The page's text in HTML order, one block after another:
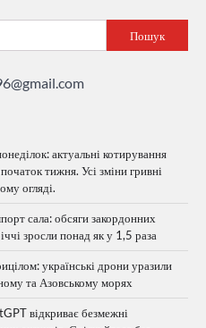
Пошук
актуальні котирування
тижня. Усі зміни гривні
огляді.
сала: обсяги закордонних
зросли понад як у 1,5 раза
українські дрони уразили
та Азовському морях
відкриває безмежні